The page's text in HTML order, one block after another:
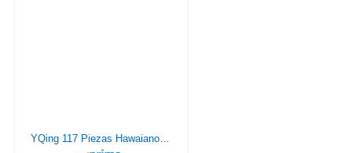
YQing 117 Piezas Hawaiano Luau Falda de Mesa Set de decoración de Fiesta Tropical/ Tiki/de Verano de 9.6FT con Hojas de Palma Flores